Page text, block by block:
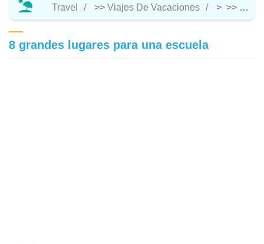
Travel >> Viajes De Vacaciones > >>
8 grandes lugares para una escuela